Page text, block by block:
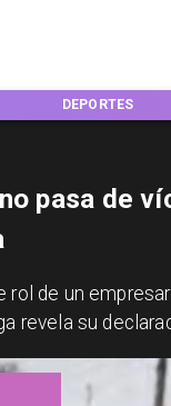
DEPORTES
pasa de
de un
revela su